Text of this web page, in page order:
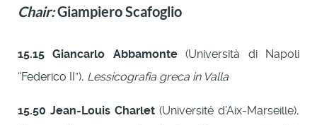
Chair:Giampiero Scafoglio
15.15 Giancarlo Abbamonte(Università di Napoli
“Federico II”), Lessicografia greca in Valla
15.50 Jean-Louis Charlet (Université d’Aix-Marseille),